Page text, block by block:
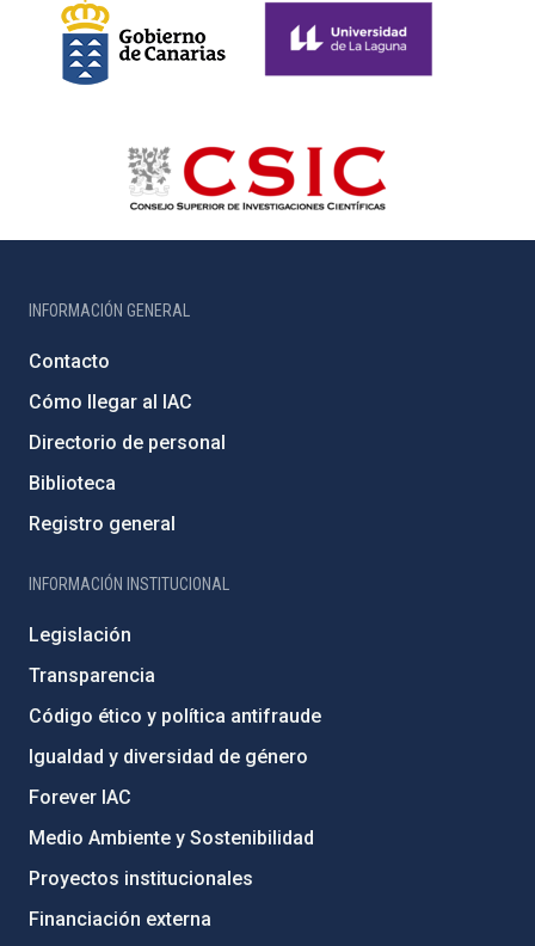
INFORMACIÓN GENERAL
Contacto
Cómo llegar al IAC
Directorio de personal
Biblioteca
Registro general
INFORMACIÓN INSTITUCIONAL
Legislación
Transparencia
Código ético y política antifraude
Igualdad y diversidad de género
Forever IAC
Medio Ambiente y Sostenibilidad
Proyectos institucionales
Financiación externa